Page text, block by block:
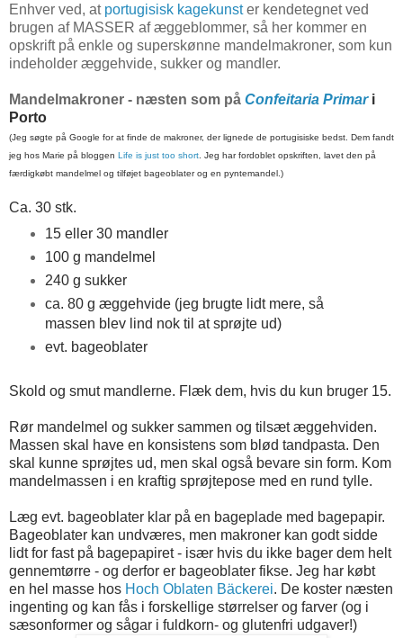
Enhver ved, at portugisisk kagekunster kendetegnet ved
brugen af MASSER af æggeblommer, så her kommer en
opskrift på enkle og superskønne mandelmakroner, som kun
indeholder æggehvide, sukker og mandler.
Mandelmakroner - næsten som på Confeitaria Primar i
Porto
(Jeg søgte på Google for at finde de makroner, der lignede de portugisiske bedst. Dem fandt
jeg hos Marie på bloggen Life is just too short . Jeg har fordoblet opskriften, lavet den på
færdigkøbt mandelmel og tilføjet bageoblater og en pyntemandel.)
Ca. 30 stk.
15 eller 30 mandler
100 g mandelmel
240 g sukker
ca. 80 g æggehvide (jeg brugte lidt mere, så
massen blev lind nok til at sprøjte ud)
evt. bageoblater
Skold og smut mandlerne. Flæk dem, hvis du kun bruger 15.
Rør mandelmel og sukker sammen og tilsæt æggehviden.
Massen skal have en konsistens som blød tandpasta. Den
skal kunne sprøjtes ud, men skal også bevare sin form. Kom
mandelmassen i en kraftig sprøjtepose med en rund tylle.
Læg evt. bageoblater klar på en bageplade med bagepapir.
Bageoblater kan undværes, men makroner kan godt sidde
lidt for fast på bagepapiret - især hvis du ikke bager dem helt
gennemtørre - og derfor er bageoblater fikse. Jeg har købt
en hel masse hos Hoch Oblaten Bäckerei. De koster næsten
ingenting og kan fås i forskellige størrelser og farver (og i
sæsonformer og sågar i fuldkorn- og glutenfri udgaver!)